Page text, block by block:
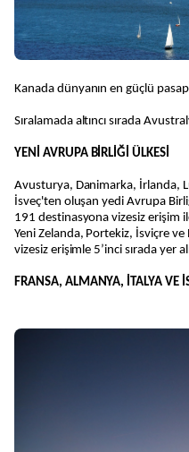
Kanada dünyanın en güçlü
Sıralamada altıncı sırada
YENİ AVRUPA BİRLİĞİ ÜLKESİ
Avusturya, Danimarka, İrlanda,
İsveç'ten oluşan yedi Avrupa
191 destinasyona vizesiz erişim
Yeni Zelanda, Portekiz, İsviçre
vizesiz erişimle 5’inci sırada yer
FRANSA, ALMANYA, İTALYA VE